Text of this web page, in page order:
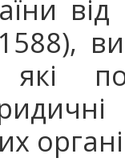
які